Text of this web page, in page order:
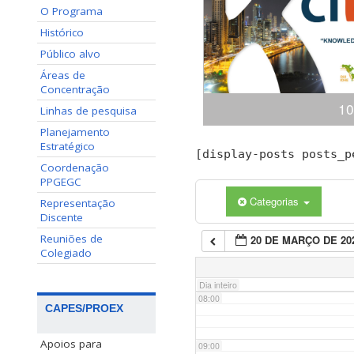
O Programa
Histórico
Público alvo
Áreas de
Concentração
Linhas de pesquisa
Planejamento
Estratégico
Coordenação
PPGEGC
Representação
Discente
Reuniões de
Colegiado
CAPES/PROEX
Apoios para
Congresso Internacional
(ciKi) A 10ª edição do
Conhecimento e
dias 19 e 20 de
Conhecimento,
[display-posts
Categorias
20 DE MARÇO DE
Dia inteiro
02:00
03:00
05:00
07:00
08:00
09:00